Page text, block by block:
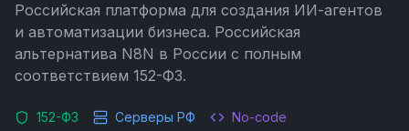
Российская платформа для создания ИИ-агентов
и автоматизации бизнеса. Российская
альтернатива N8N в России с полным
соответствием 152-ФЗ.
152-ФЗ Серверы РФ No-code